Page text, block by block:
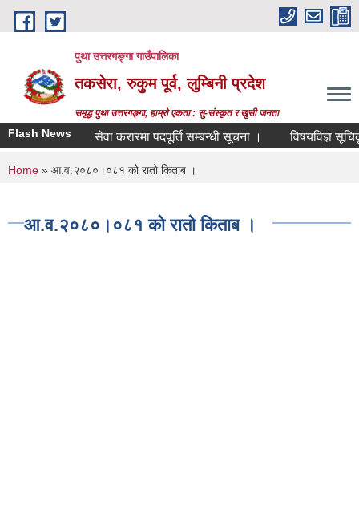
Skip to main content
पुथा उत्तरगङ्गा गाउँपालिका
तकसेरा, रुकुम पूर्व, लुम्बिनी प्रदेश
समृद्ध पुथा उत्तरगङ्गा, हाम्रो एकता : सु-संस्कृत र खुसी जनता
Flash Newsसेवा करारमा पदपूर्ति सम्बन्धी सूचना । विषयविज्ञ
You are here
Home » आ.व.२०८०।०८१ को रातो किताब ।
आ.व.२०८०।०८१ को रातो किताब ।